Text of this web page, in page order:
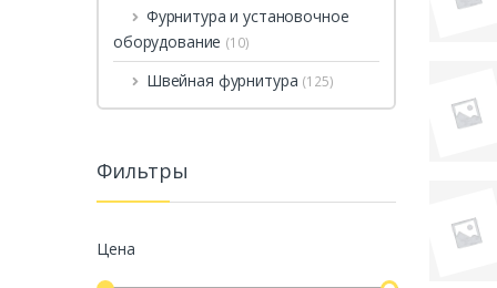
Фурнитура и установочное
оборудование (10)
Швейная фурнитура (125)
Фильтры
Цена